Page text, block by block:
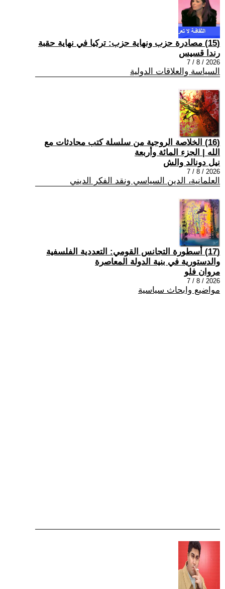
(15) مصادرة حزب ونهاية حزب: تركيا في نهاية حقبة
رندا قسيس
2026 / 8 / 7
السياسة والعلاقات الدولية
(16) الخلاصة الروحية من سلسلة كتب محادثات مع
الله | الجزء المائة وأربعة
نيل دونالد والش
2026 / 8 / 7
العلمانية، الدين السياسي ونقد الفكر الديني
(17) أسطورة التجانس القومي: التعددية الفلسفية
والدستورية في بنية الدولة المعاصرة
مروان فلو
2026 / 8 / 7
مواضيع وابحاث سياسية